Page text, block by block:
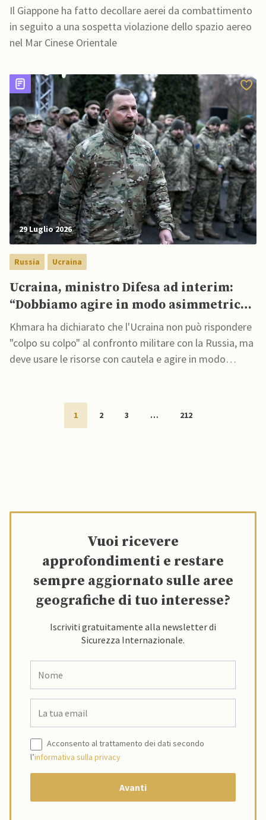
sul Mar Cinese Orientale
Il Giappone ha fatto decollare aerei da combattimento
in seguito a una sospetta violazione dello spazio aereo
nel Mar Cinese Orientale
29 Luglio 2026
Russia Ucraina
Ucraina, ministro Difesa ad interim:
“Dobbiamo agire in modo asimmetrico
contro Mosca”
Khmara ha dichiarato che l'Ucraina non può rispondere
"colpo su colpo" al confronto militare con la Russia, ma
deve usare le risorse con cautela e agire in modo
1 2 3 … 212
Vuoi ricevere
approfondimenti e restare
sempre aggiornato sulle aree
geografiche di tuo interesse?
Iscriviti gratuitamente alla newsletter di
Sicurezza Internazionale.
Acconsento al trattamento dei dati secondo
l’informativa sulla privacy